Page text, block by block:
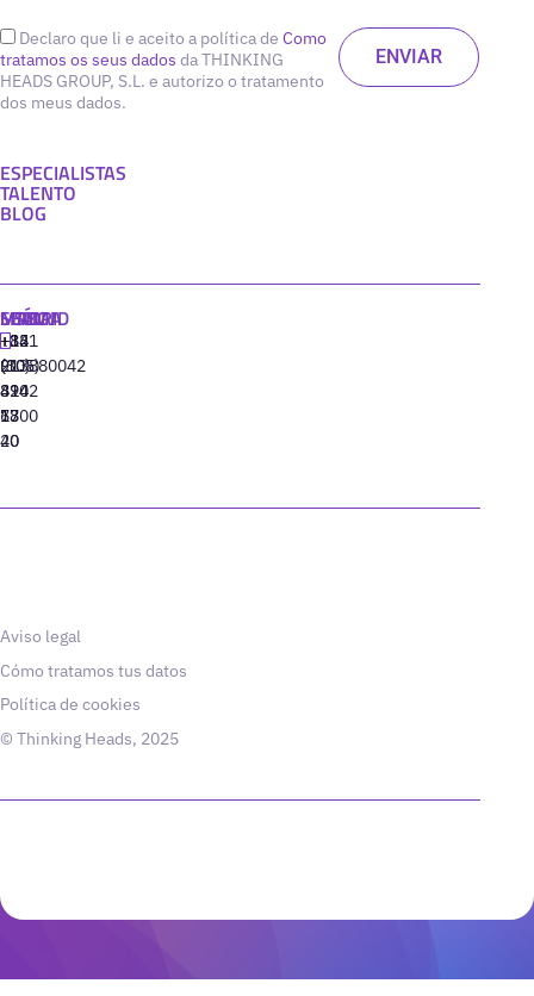
Declaro que li e aceito a política de Como
tratamos os seus dados da THINKING
HEADS GROUP, S.L. e autorizo o tratamento
dos meus dados.
ESPECIALISTAS
TALENTO
BLOG
MADRID
+34
91
310
77
40
MIAMI
+1
(305)
424
13
20
SEÚL
+82
(10)
8942
6800
LISBOA
‪+351
213880042
Aviso legal
Cómo tratamos tus datos
Política de cookies
© Thinking Heads, 2025